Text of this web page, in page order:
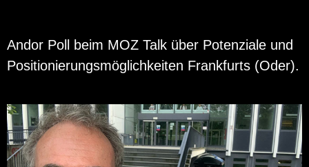
Andor Poll beim MOZ Talk über Po­ten­zia­le und
Po­si­tio­nie­rungs­mög­lich­kei­ten Frank­furts (Oder).